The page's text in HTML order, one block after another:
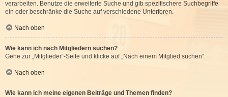
verarbeiten. Benutze die erweiterte Suche und gib spezifischere Suchbegriffe
ein oder beschränke die Suche auf verschiedene Unterforen.
Nach oben
Wie kann ich nach Mitgliedern suchen?
Gehe zur „Mitglieder“-Seite und klicke auf „Nach einem Mitglied suchen“.
Nach oben
Wie kann ich meine eigenen Beiträge und Themen finden?